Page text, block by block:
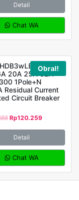
Detail
Chat WA
Obral!
20A 25A 32A
1Pole+N
Residual Current
Circuit Breaker
Rp120.259
Detail
Chat WA